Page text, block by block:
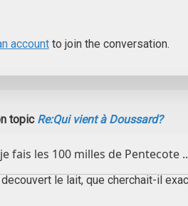
accountto join the conversation.
topic Re:Qui vient à Doussard?
fais les 100 milles de
le lait, que cherchait-il